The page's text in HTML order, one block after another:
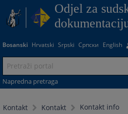
Odjel za
Bosanski Hrvatski Srpski Српски English
Napredna pretraga
Kontakt Kontakt Kontakt info